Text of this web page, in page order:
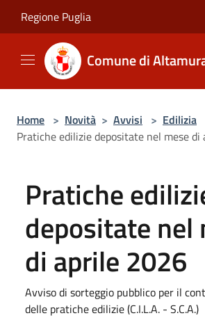
Regione Puglia
Comune di
Home > Novità > Avvisi > Edilizia
Pratiche edilizie depositate nel mese
Pratiche
depositate nel
di aprile 2026
Avviso di sorteggio pubblico per il
delle pratiche edilizie (C.I.L.A. - S.C.A.)